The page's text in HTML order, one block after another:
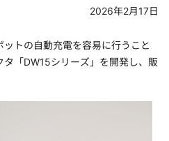
2026年2月17日
トの自動充電を容易に行うこと
「DW15シリーズ」を開発し、販